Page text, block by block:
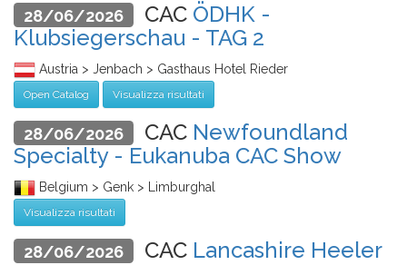
28/06/2026 CAC ÖDHK -
Klubsiegerschau - TAG 2
Austria > Jenbach > Gasthaus Hotel Rieder
Open Catalog Visualizza risultati
28/06/2026 CAC Newfoundland
Specialty - Eukanuba CAC Show
Belgium > Genk > Limburghal
Visualizza risultati
28/06/2026 CAC Lancashire Heeler